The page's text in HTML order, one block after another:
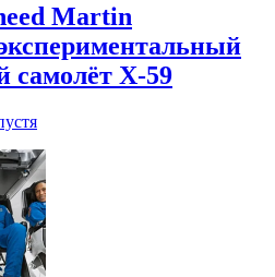
Martin
самолёт X-59